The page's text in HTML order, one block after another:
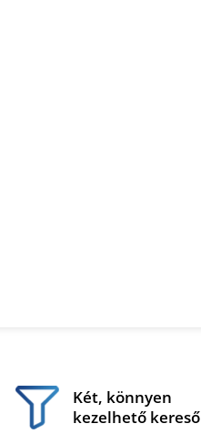
Két, könnyen
kezelhető kereső